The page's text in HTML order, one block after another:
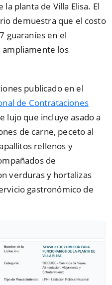
planta de Villa Elisa. El
demuestra que el costo
guaraníes en el
los
publicado en el
de Contrataciones
lujo que incluye asado a
de carne, peceto al
rellenos y
de
verduras y hortalizas
gastronómico de